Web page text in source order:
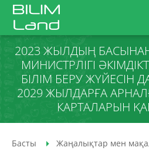
2023 ЖЫЛДЫҢ
МИНИСТРЛІГІ
БІЛІМ БЕРУ ЖҮЙЕСІН
2029 ЖЫЛДАРҒА
КАРТАЛАРЫН
Басты Жаңалықтар мен